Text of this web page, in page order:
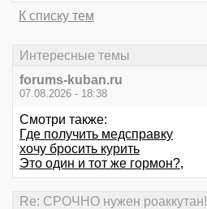
К списку тем
Интересные темы
forums-kuban.ru
07.08.2026 - 18:38
Смотри также:
Где получить медсправку
хочу бросить курить
Это один и тот же гормон?,
Re: СРОЧНО нужен роаккутан!